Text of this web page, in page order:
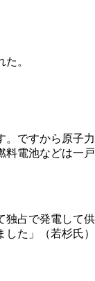
。
。ですから原子力
料電池などは一戸
独占で発電して供
た」（若杉氏）